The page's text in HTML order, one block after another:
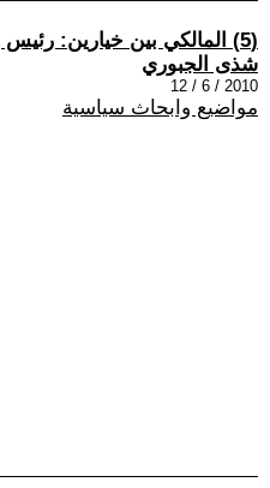
(5) المالكي بين خيارين: رئيس وزراء شكلي او ترك رئاسة الورزاء
شذى الجبوري
2010 / 6 / 12
مواضيع وابحاث سياسية